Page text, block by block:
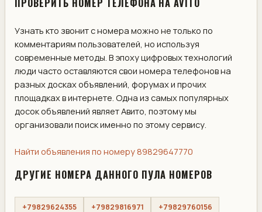
ПРОВЕРИТЬ НОМЕР ТЕЛЕФОНА НА AVITO
Узнать кто звонит с номера можно не только по
комментариям пользователей, но используя
современные методы. В эпоху цифровых технологий
люди часто оставляются свои номера телефонов на
разных досках объявлений, форумах и прочих
площадках в интернете. Одна из самых популярных
досок объявлений являет Авито, поэтому мы
организовали поиск именно по этому сервису.
Найти объявления по номеру 89829647770
ДРУГИЕ НОМЕРА ДАННОГО ПУЛА НОМЕРОВ
+79829624355 +79829816971 +79829760156